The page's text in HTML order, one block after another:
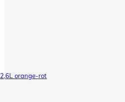
orange-rot